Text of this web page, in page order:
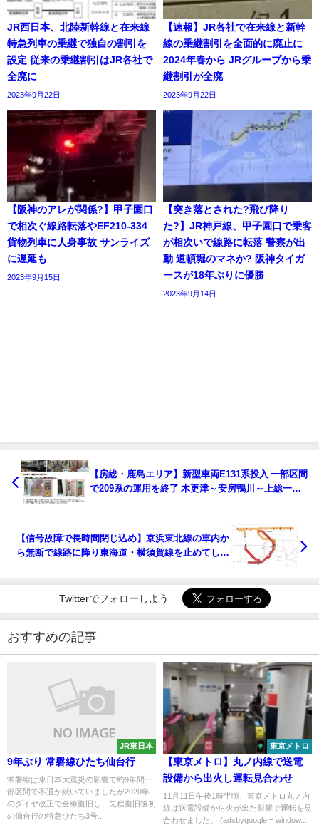
JR西日本、北陸新幹線と在来線
特急列車の乗継で独自の割引を
設定 従来の乗継割引はJR各社で
全廃に
2023年9月22日
【速報】JR各社で在来線と新幹
線の乗継割引を全面的に廃止に
2024年春から JRグループから乗
継割引が全廃
2023年9月22日
【阪神のアレが関係?】甲子園口
で相次ぐ線路転落やEF210-334
貨物列車に人身事故 サンライズ
に遅延も
2023年9月15日
【突き落とされた?飛び降り
た?】JR神戸線、甲子園口で乗客
が相次いで線路に転落 警察が出
動 道頓堀のマネか? 阪神タイガ
ースが18年ぶりに優勝
2023年9月14日
【房総・鹿島エリア】新型車両E131系投入 一部区間
で209系の運用を終了 木更津～安房鴨川～上総一ノ
【信号故障で長時間閉じ込め】京浜東北線の車内か
ら無断で線路に降り東海道・横須賀線を止めてしま
Twitterでフォローしよう
おすすめの記事
JR東日本
9年ぶり 常磐線ひたち仙台行
常磐線は東日本大震災の影響で約9年間一
部区間で不通が続いていましたが2020年
のダイヤ改正で全線復旧し、先程復旧後初
の仙台行の特急ひたち3号...
東京メトロ
【東京メトロ】丸ノ内線で送電
設備から出火し運転見合わせ
11月11日午後1時半頃、東京メトロ丸ノ内
線は送電設備から火が出た影響で運転を見
合わせました。 (adsbygoogle = window....